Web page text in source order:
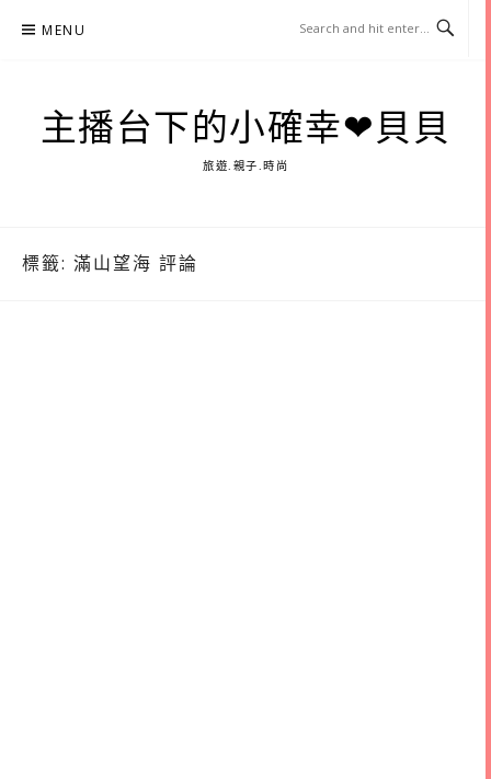
MENU
主播台下的小確幸❤貝貝
旅遊.親子.時尚
標籤: 滿山望海 評論